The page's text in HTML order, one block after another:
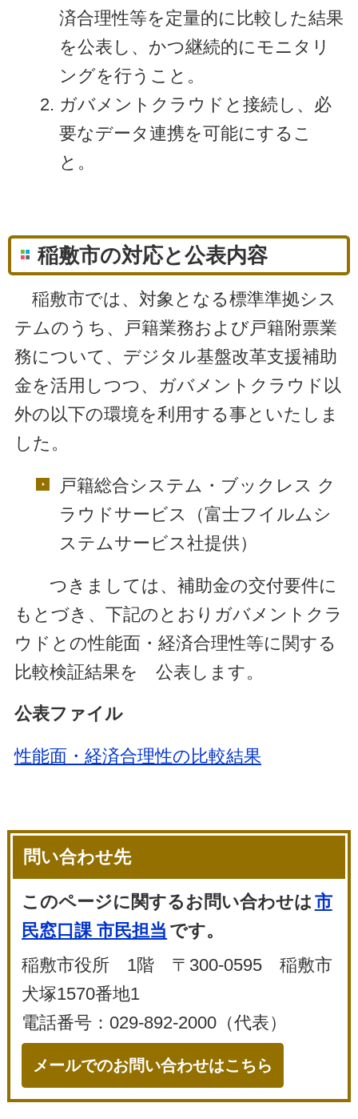
済合理性等を定量的に比較した結果
を公表し、かつ継続的にモニタリ
ングを行うこと。
ガバメントクラウドと接続し、必
要なデータ連携を可能にするこ
と。
稲敷市の対応と公表内容
稲敷市では、対象となる標準準拠シス
テムのうち、戸籍業務および戸籍附票業
務について、デジタル基盤改革支援補助
金を活用しつつ、ガバメントクラウド以
外の以下の環境を利用する事といたしま
した。
戸籍総合システム・ブックレス ク
ラウドサービス（富士フイルムシ
ステムサービス社提供）
つきましては、補助金の交付要件に
もとづき、下記のとおりガバメントクラ
ウドとの性能面・経済合理性等に関する
比較検証結果を 公表します。
公表ファイル
性能面・経済合理性の比較結果
問い合わせ先
このページに関するお問い合わせは市
民窓口課 市民担当 です。
稲敷市役所 1階 〒300-0595 稲敷市
犬塚1570番地1
電話番号：029-892-2000（代表）
メールでのお問い合わせはこちら